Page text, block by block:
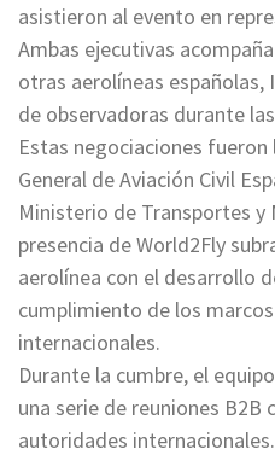
asistieron al evento en
Ambas ejecutivas
otras aerolíneas españolas,
de observadoras durante
Estas negociaciones
General de Aviación Civil
Ministerio de Transportes y
presencia de World2Fly
aerolínea con el desarrollo
cumplimiento de los
internacionales.
Durante la cumbre, el
una serie de reuniones B2B
autoridades